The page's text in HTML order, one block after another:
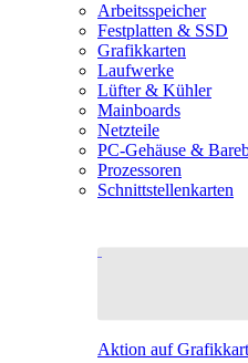
Arbeitsspeicher
Festplatten & SSD
Grafikkarten
Laufwerke
Lüfter & Kühler
Mainboards
Netzteile
PC-Gehäuse &
Prozessoren
Schnittstellenkarten
Aktion auf